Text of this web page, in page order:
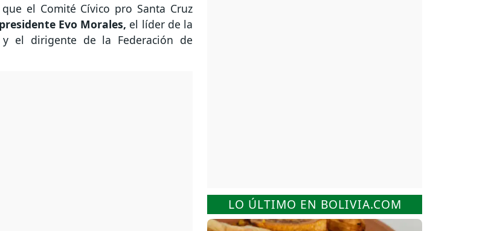
el Comité Cívico pro Santa Cruz
Evo Morales, el líder de la
y el dirigente de la Federación de
LO ÚLTIMO EN BOLIVIA.COM